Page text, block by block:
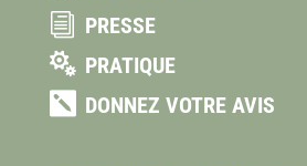
i PRESSE
 PRATIQUE
 DONNEZ VOTRE AVIS